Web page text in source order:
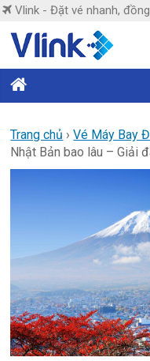
Skip
content
Vlink - Đặt vé nhanh,
Vlink
nhanh,
đồng
hành
Trang chủ ›Vé Máy Bay
Nhật Bản bao lâu – Giải